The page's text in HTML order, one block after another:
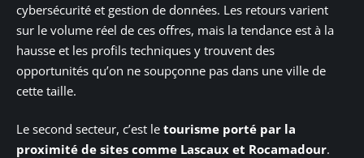
cybersécurité et gestion de données. Les retours varient
sur le volume réel de ces offres, mais la tendance est à la
hausse et les profils techniques y trouvent des
opportunités qu’on ne soupçonne pas dans une ville de
cette taille.
Le second secteur, c’est le tourisme porté par la
proximité de sites comme Lascaux et Rocamadour.